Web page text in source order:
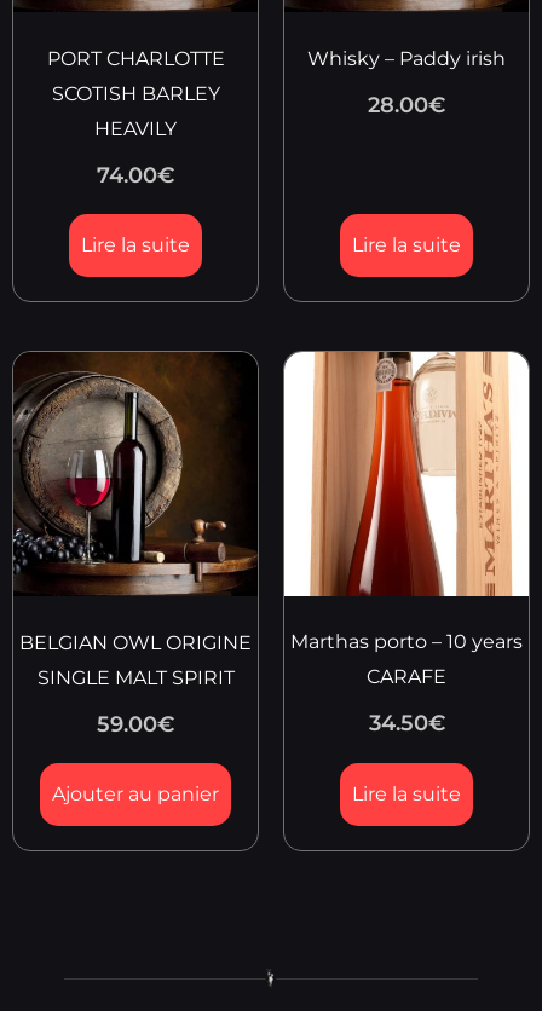
PORT CHARLOTTE
SCOTISH BARLEY
HEAVILY
74.00€
Lire la suite
Whisky – Paddy irish
28.00€
Lire la suite
BELGIAN OWL ORIGINE
SINGLE MALT SPIRIT
59.00€
Ajouter au panier
Marthas porto – 10 years
CARAFE
34.50€
Lire la suite